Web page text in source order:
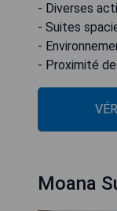
- Diverses
- Suites
-
- Proximité
Moana